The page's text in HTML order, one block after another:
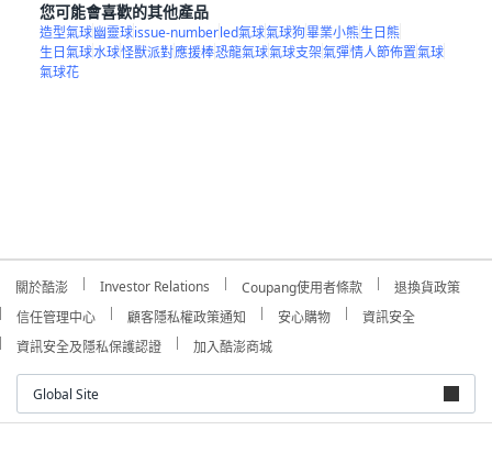
您可能會喜歡的其他產品
造型氣球幽靈球issue-numberled氣球氣球狗畢業小熊生日熊
生日氣球水球怪獸派對應援棒恐龍氣球氣球支架氣彈情人節佈置氣球
氣球花
關於酷澎 Investor Relations Coupang使用者條款
退換貨政策
信任管理中心
顧客隱私權政策通知 安心購物
資訊安全
資訊安全及隱私保護認證
加入酷澎商城
Global Site